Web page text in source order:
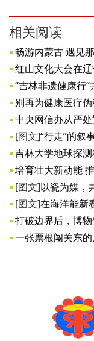
相关阅读
畅游内蒙古 遇见
红山文化大会在
​“吉林非遗健康行
别再为健康医疗伪
中央网信办从严
[图文]“行走”的叙
吉林大学地球探
培育壮大新动能
[图文]以瓷为媒，
[图文]在海洋能新
打破边界后，博
一张票根闯关东